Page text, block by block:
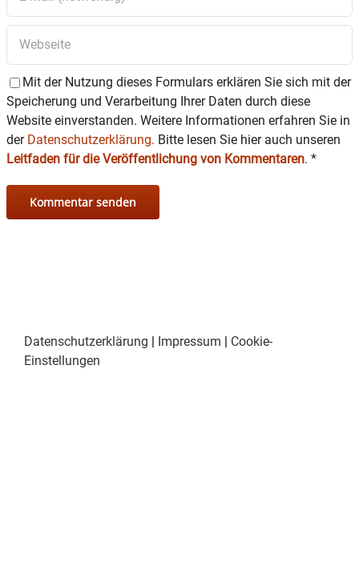
Mit der Nutzung dieses Formulars erklären Sie sich mit der
Speicherung und Verarbeitung Ihrer Daten durch diese
Website einverstanden. Weitere Informationen erfahren Sie in
der Datenschutzerklärung. Bitte lesen Sie hier auch unseren
Leitfaden für die Veröffentlichung von Kommentaren. *
Datenschutzerklärung | Impressum | Cookie-
Einstellungen